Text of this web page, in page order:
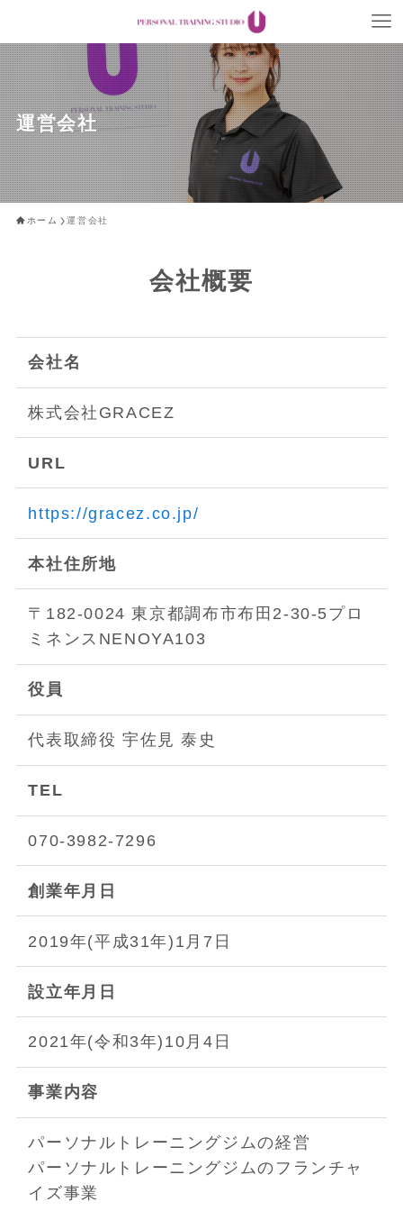
運営会社
ホーム 運営会社
会社概要
会社名
株式会社GRACEZ
URL
https://gracez.co.jp/
本社住所地
〒182-0024 東京都調布市布田2-30-5プロ
ミネンスNENOYA103
役員
代表取締役 宇佐見 泰史
TEL
070-3982-7296
創業年月日
2019年(平成31年)1月7日
設立年月日
2021年(令和3年)10月4日
事業内容
パーソナルトレーニングジムの経営
パーソナルトレーニングジムのフランチャ
イズ事業